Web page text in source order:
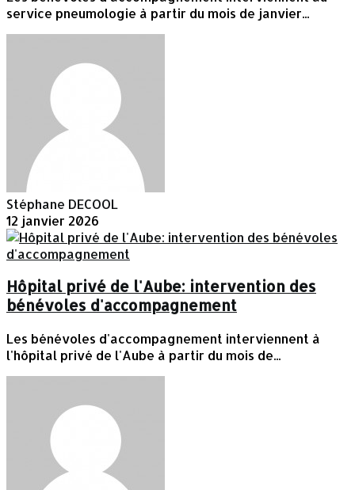
service pneumologie à partir du mois de janvier...
Stéphane DECOOL
12 janvier 2026
Hôpital privé de l'Aube: intervention des
bénévoles d'accompagnement
Les bénévoles d'accompagnement interviennent à
l'hôpital privé de l'Aube à partir du mois de...